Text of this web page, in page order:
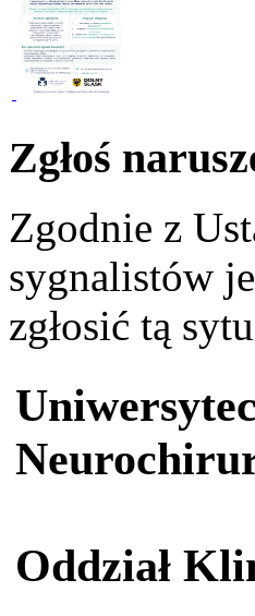
Zgłoś
Zgodnie z
sygnalistów
zgłosić tą
Oddział